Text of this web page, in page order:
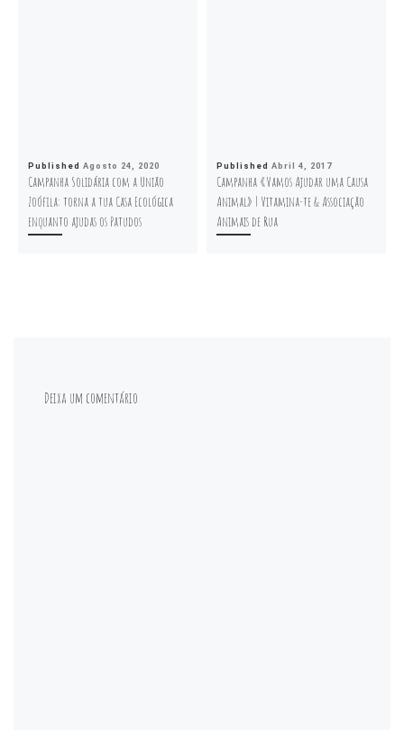
Published Agosto 24, 2020
Campanha Solidária com a União
Zoófila: torna a tua Casa Ecológica
enquanto ajudas os Patudos
Published Abril 4, 2017
Campanha «Vamos Ajudar uma Causa
Animal» | Vitamina-te & Associação
Animais de Rua
Deixa um comentário